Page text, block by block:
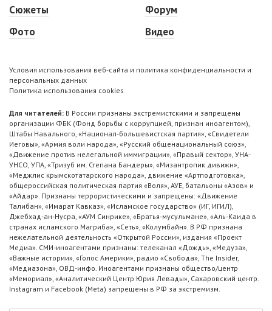
Сюжеты
Фото
Форум
Видео
Условия использования веб-сайта и политика конфиденциальности и
персональных данных
Политика использования cookies
Для читателей: В России признаны экстремистскими и запрещены
организации ФБК (Фонд борьбы с коррупцией, признан иноагентом),
Штабы Навального, «Национал-большевистская партия», «Свидетели
Иеговы», «Армия воли народа», «Русский общенациональный союз»,
«Движение против нелегальной иммиграции», «Правый сектор», УНА-
УНСО, УПА, «Тризуб им. Степана Бандеры», «Мизантропик дивижн»,
«Меджлис крымскотатарского народа», движение «Артподготовка»,
общероссийская политическая партия «Воля», АУЕ, батальоны «Азов» и
«Айдар». Признаны террористическими и запрещены: «Движение
Талибан», «Имарат Кавказ», «Исламское государство» (ИГ, ИГИЛ),
Джебхад-ан-Нусра, «АУМ Синрике», «Братья-мусульмане», «Аль-Каида в
странах исламского Магриба», «Сеть», «Колумбайн». В РФ признана
нежелательной деятельность «Открытой России», издания «Проект
Медиа». СМИ-иноагентами признаны: телеканал «Дождь», «Медуза»,
«Важные истории», «Голос Америки», радио «Свобода», The Insider,
«Медиазона», ОВД-инфо. Иноагентами признаны общество/центр
«Мемориал», «Аналитический Центр Юрия Левады», Сахаровский центр.
Instagram и Facebook (Metа) запрещены в РФ за экстремизм.